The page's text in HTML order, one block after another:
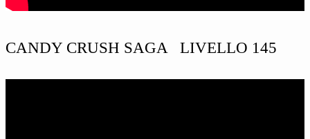
CANDY CRUSH SAGA LIVELLO 145